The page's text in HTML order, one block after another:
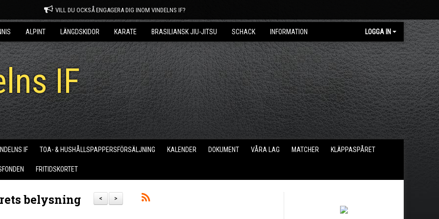
VILL DU OCKSÅ ENGAGERA DIG INOM VINDELNS IF?
ALPINT LÄNGDSKIDOR KARATE BRASILIANSK JIU-JITSU SCHACK INFORMATION LOGGA IN
IF
IF TOA- & HUSHÅLLSPAPPERSFÖRSÄLJNING KALENDER DOKUMENT VÅRA LAG MATCHER KLÄPPASPÅRET
FRITIDSKORTET
>
<
belysning